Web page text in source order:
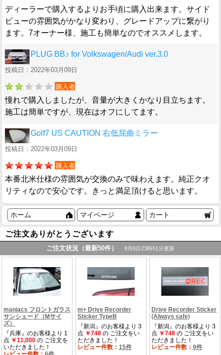
ディーラーで購入するよりお手頃に購入出来ます。サイド
ビューの雰囲気がかなり変わり、グレードアップに繋がり
ます。7オーナー様、施工も簡単なのでオススメします。
PLUG BB♪ for Volkswagen/Audi ver.3.0
投稿日：2022年03月09日
購入者
憧れで購入しましたが、音量が大きくかなり目立ちます。
施工は簡単ですが、現在はオフにしてます。
Golf7 US CAUTION 右低屈曲ミラー
投稿日：2022年03月09日
購入者
本番北米仕様の雰囲気が交換のみで味わえます。純正クオ
リティなので安心です。きっと満足頂けると思います。
ホーム マイページ カート
ご注文ありがとうございます